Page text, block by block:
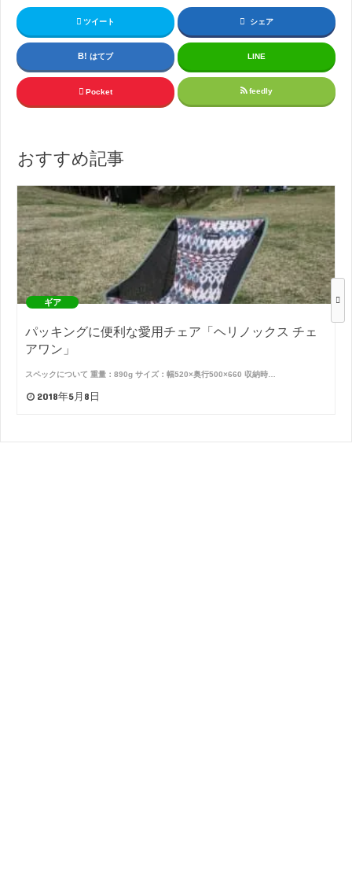
ツイート シェア
はてブ LINE
Pocket feedly
おすすめ記事
ギア
パッキングに便利な愛用チェア「ヘリノックス チェ
アワン」
スペックについて 重量：890g サイズ：幅520×奥行500×660 収納時…
2018年5月8日